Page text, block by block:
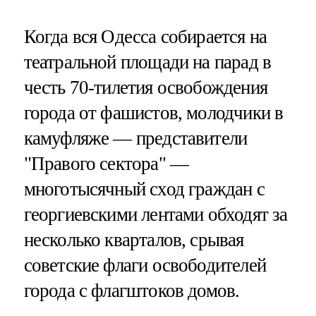
Когда вся Одесса собирается на
театральной площади на парад в
честь 70-тилетия освобождения
города от фашистов, молодчики в
камуфляже — представители
"Правого сектора" —
многотысячный сход граждан с
георгиевскими лентами обходят за
несколько кварталов, срывая
советские флаги освободителей
города с флагштоков домов.